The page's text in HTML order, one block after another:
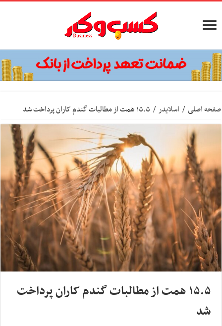
صفحه اصلی / اسلایدر / ۱۵.۵ همت از مطالبات گندم کاران پرداخت شد
۱۵.۵ همت از مطالبات گندم کاران پرداخت
شد